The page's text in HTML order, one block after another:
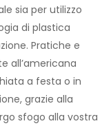
sia per utilizzo
di plastica
Pratiche e
all’americana
a festa o in
grazie alla
sfogo alla vostra